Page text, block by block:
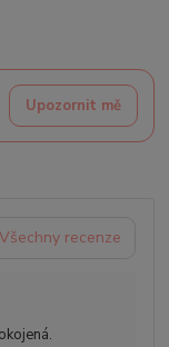
Upozornit mě
Všechny recenze